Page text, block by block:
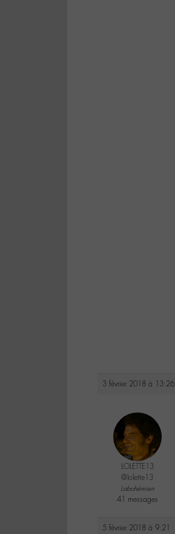
3 février 2018 à 13:26
LOLETTE13
@lolette13
Labohémien
41 messages
5 février 2018 à 9:21